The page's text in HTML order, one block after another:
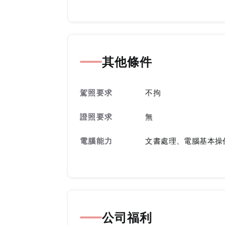
其他條件
駕照要求 不拘
證照要求 無
電腦能力 文書處理、電腦基本操
公司福利